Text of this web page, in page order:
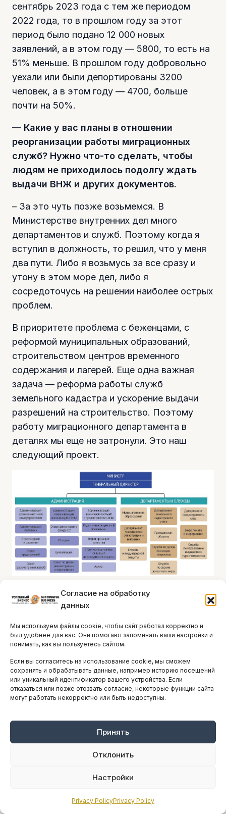
Согласие на обработку
данных
Мы используем файлы cookie, чтобы сайт работал корректно и
был удобнее для вас. Они помогают запоминать ваши настройки и
понимать, как вы пользуетесь сайтом.
Если вы согласитесь на использование cookie, мы сможем
сохранять и обрабатывать данные, например историю посещений
или уникальный идентификатор вашего устройства. Если
отказаться или позже отозвать согласие, некоторые функции сайта
могут работать некорректно или быть недоступны.
Принять
Отклонить
Настройки
Privacy PolicyPrivacy Policy
сентябрь 2023 года с тем же периодом
2022 года, то в прошлом году за этот
период было подано 12 000 новых
заявлений, а в этом году — 5800, то есть на
51% меньше. В прошлом году добровольно
уехали или были депортированы 3200
человек, а в этом году — 4700, больше
почти на 50%.
— Какие у вас планы в отношении
реорганизации работы миграционных
служб? Нужно что-то сделать, чтобы
людям не приходилось подолгу ждать
выдачи ВНЖ и других документов.
– За это чуть позже возьмемся. В
Министерстве внутренних дел много
департаментов и служб. Поэтому когда я
вступил в должность, то решил, что у меня
два пути. Либо я возьмусь за все сразу и
утону в этом море дел, либо я
сосредоточусь на решении наиболее острых
проблем.
В приоритете проблема с беженцами, с
реформой муниципальных образований,
строительством центров временного
содержания и лагерей. Еще одна важная
задача — реформа работы служб
земельного кадастра и ускорение выдачи
разрешений на строительство. Поэтому
работу миграционного департамента в
деталях мы еще не затронули. Это наш
следующий проект.
О ЗАБОТАХ ЭКСПАТОВ
бизнесменам на Кипре?
— Я знаю, что наше правительство
стремится поддерживать бизнес. Мы
помогаем и местным, и иностранным
предпринимателям развивать их бизнес на
Этот настрой правительства виден в том,
что президент проводит встречи с
иностранными инвесторами. Мы хотим
потребности, какие возникают проблемы
при релокации компаний на Кипр.